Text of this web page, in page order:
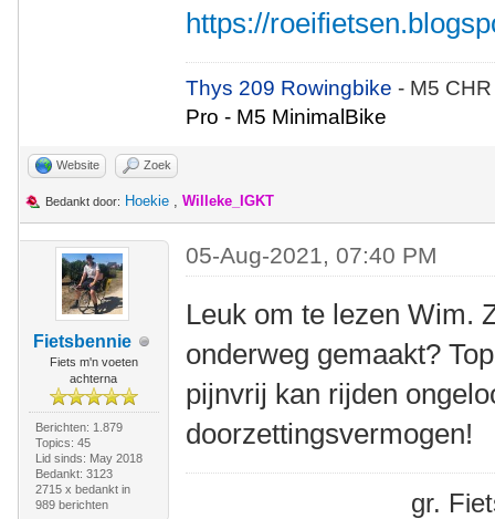
https://
Thys 209 Rowingbike- M5
Pro - M5 MinimalBike
Website Zoek
Bedankt door: Hoekie , Willeke_IGKT
Fietsbennie
Fiets m'n voeten
achterna
Berichten: 1.879
Topics: 45
Lid sinds: May 2018
Bedankt: 3123
2715 x bedankt in
989 berichten
05-Aug-2021, 07:40 PM
Leuk om te lezen Wim.
onderweg gemaakt?
pijnvrij kan rijden
doorzettingsvermogen!
gr.